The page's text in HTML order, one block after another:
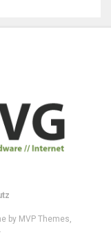
by MVP Themes,